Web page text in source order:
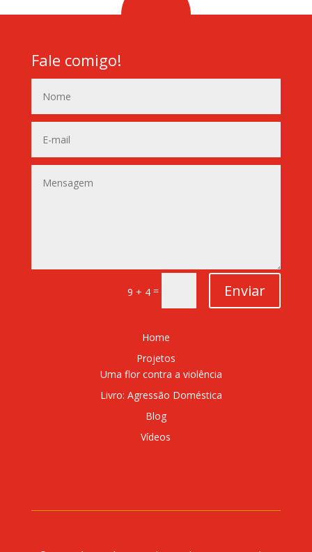
Fale comigo!
9 + 4 = Enviar
Home
Projetos
Uma flor contra a violência
Livro: Agressão Doméstica
Blog
Vídeos